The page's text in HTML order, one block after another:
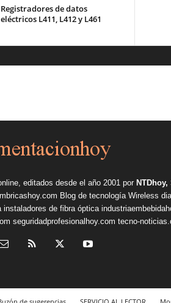
Registradores de datos
eléctricos L411, L412 y L461
editados desde el año 2001 por NTDhoy,
Blog de tecnología Wireless
instaladores de fibra óptica
seguridadprofesionalhoy.com tecno-